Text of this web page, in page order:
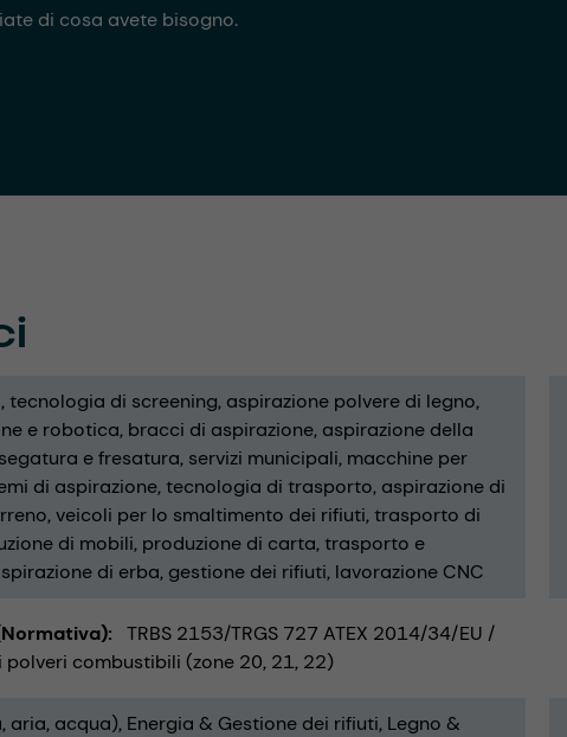
di cosa avete bisogno.
tecnologia di screening aspirazione polvere di legno
e robotica bracci di aspirazione aspirazione della
segatura e fresatura servizi municipali macchine per
di aspirazione tecnologia di trasporto aspirazione di
veicoli per lo smaltimento dei rifiuti trasporto di
di mobili produzione di carta trasporto e
di erba gestione dei rifiuti lavorazione CNC
TRBS 2153/TRGS 727 ATEX 2014/34/EU /
combustibili (zone 20, 21, 22)
aria, acqua) Energia & Gestione dei rifiuti Legno &